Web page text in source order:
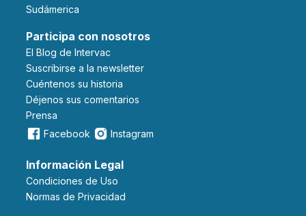
Sudámerica
Participa con nosotros
El Blog de Intervac
Suscribirse a la newsletter
Cuéntenos su historia
Déjenos sus comentarios
Prensa
Facebook
Instagram
Información Legal
Condiciones de Uso
Normas de Privacidad